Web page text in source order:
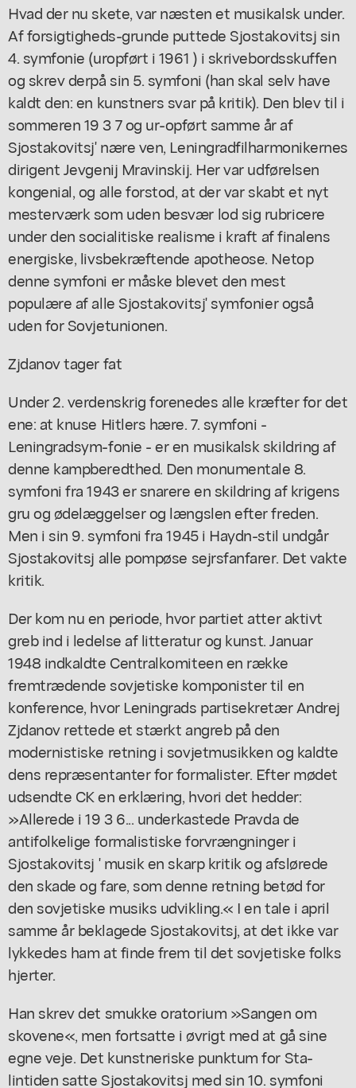
Hvad der nu skete, var næsten et musikalsk under.
Af forsigtigheds-grunde puttede Sjostakovitsj sin
4. symfonie (uropført i 1961 ) i skrivebordsskuffen
og skrev derpå sin 5. symfoni (han skal selv have
kaldt den: en kunstners svar på kritik). Den blev til i
sommeren 19 3 7 og ur-opført samme år af
Sjostakovitsj' nære ven, Leningradfilharmonikernes
dirigent Jevgenij Mravinskij. Her var udførelsen
kongenial, og alle forstod, at der var skabt et nyt
mesterværk som uden besvær lod sig rubricere
under den socialitiske realisme i kraft af finalens
energiske, livsbekræftende apotheose. Netop
denne symfoni er måske blevet den mest
populære af alle Sjostakovitsj' symfonier også
uden for Sovjetunionen.
Zjdanov tager fat
Under 2. verdenskrig forenedes alle kræfter for det
ene: at knuse Hitlers hære. 7. symfoni -
Leningradsym-fonie - er en musikalsk skildring af
denne kampberedthed. Den monumentale 8.
symfoni fra 1943 er snarere en skildring af krigens
gru og ødelæggelser og længslen efter freden.
Men i sin 9. symfoni fra 1945 i Haydn-stil undgår
Sjostakovitsj alle pompøse sejrsfanfarer. Det vakte
kritik.
Der kom nu en periode, hvor partiet atter aktivt
greb ind i ledelse af litteratur og kunst. Januar
1948 indkaldte Centralkomiteen en række
fremtrædende sovjetiske komponister til en
konference, hvor Leningrads partisekretær Andrej
Zjdanov rettede et stærkt angreb på den
modernistiske retning i sovjetmusikken og kaldte
dens repræsentanter for formalister. Efter mødet
udsendte CK en erklæring, hvori det hedder:
»Allerede i 19 3 6... underkastede Pravda de
antifolkelige formalistiske forvrængninger i
Sjostakovitsj ' musik en skarp kritik og afslørede
den skade og fare, som denne retning betød for
den sovjetiske musiks udvikling.« I en tale i april
samme år beklagede Sjostakovitsj, at det ikke var
lykkedes ham at finde frem til det sovjetiske folks
hjerter.
Han skrev det smukke oratorium »Sangen om
skovene«, men fortsatte i øvrigt med at gå sine
egne veje. Det kunstneriske punktum for Sta-
lintiden satte Sjostakovitsj med sin 10. symfoni